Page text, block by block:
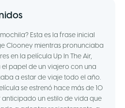
Esta es la frase inicial
Clooney mientras pronunciaba
en la película Up In The Air,
papel de un viajero con una
a estar de viaje todo el año.
se estrenó hace más de 10
un estilo de vida que